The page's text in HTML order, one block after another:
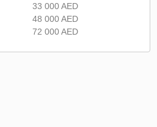
33 000 AED
48 000 AED
72 000 AED